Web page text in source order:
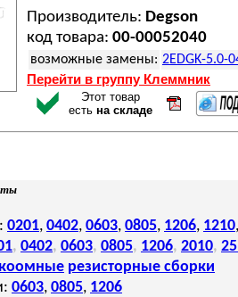
Производитель: Degson
код товара: 00-00052040
возможные замены: 2EDGK-5.0-
Перейти в группу Клеммник
Этот товар
есть на складе
0201, 0402, 0603, 0805, 1206, 1210,
, 0402, 0603, 0805, 1206, 2010,
резисторные сборки
0603, 0805, 1206